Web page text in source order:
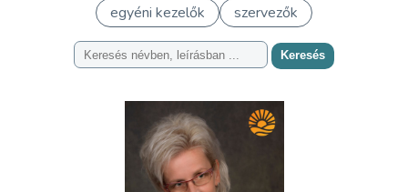
egyéni kezelők
szervezők
Keresés